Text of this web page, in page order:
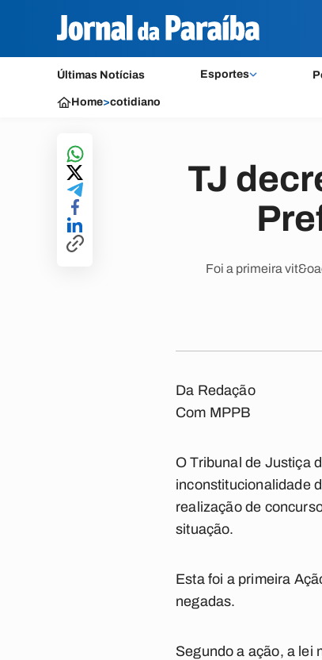
Últimas Notícias Esportes
Home>cotidiano
TJ
Foi a primeira
Da Redação
Com MPPB
O Tribunal de Justiça
inconstitucionalidade
realização de
situação.
Esta foi a primeira
negadas.
Segundo a ação, a lei